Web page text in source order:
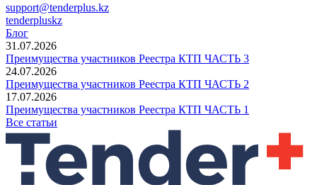
support@tenderplus.kz
tenderpluskz
Блог
31.07.2026
Преимущества участников Реестра КТП ЧАСТЬ 3
24.07.2026
Преимущества участников Реестра КТП ЧАСТЬ 2
17.07.2026
Преимущества участников Реестра КТП ЧАСТЬ 1
Все статьи